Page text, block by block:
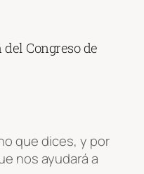
del Congreso de
que dices, y por
nos ayudará a